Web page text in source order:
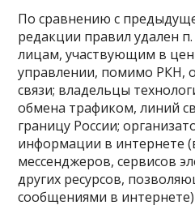
По сравнению с
редакции правил удален
лицам, участвующим в
управлении, помимо РКН,
связи; владельцы
обмена трафиком, линий
границу России;
информации в интернете
мессенджеров, сервисов
других ресурсов,
сообщениями в